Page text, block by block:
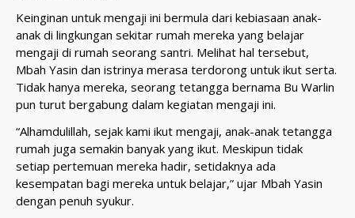
Keinginan untuk mengaji ini bermula dari kebiasaan anak-
anak di lingkungan sekitar rumah mereka yang belajar
mengaji di rumah seorang santri. Melihat hal tersebut,
Mbah Yasin dan istrinya merasa terdorong untuk ikut serta.
Tidak hanya mereka, seorang tetangga bernama Bu Warlin
pun turut bergabung dalam kegiatan mengaji ini.
“Alhamdulillah, sejak kami ikut mengaji, anak-anak tetangga
rumah juga semakin banyak yang ikut. Meskipun tidak
setiap pertemuan mereka hadir, setidaknya ada
kesempatan bagi mereka untuk belajar,” ujar Mbah Yasin
dengan penuh syukur.